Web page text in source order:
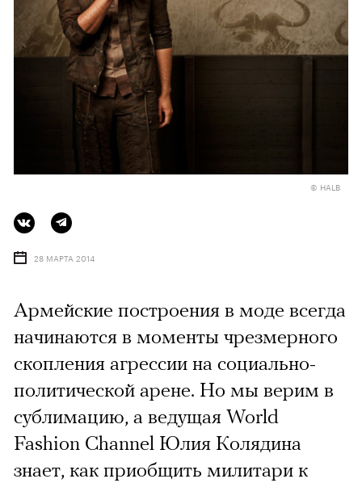
© HALB
28 МАРТА 2014
Армейские построения в моде всегда
начинаются в моменты чрезмерного
скопления агрессии на социально-
политической арене. Но мы верим в
сублимацию, а ведущая World
Fashion Channel Юлия Колядина
знает, как приобщить милитари к